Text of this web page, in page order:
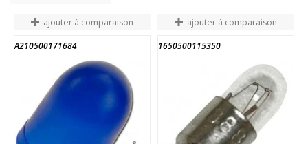
ajouter à comparaison
A210500171684
ajouter à comparaison
1650500115350